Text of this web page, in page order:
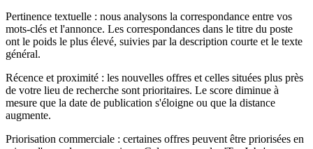
Pertinence textuelle : nous analysons la correspondance entre vos
mots-clés et l'annonce. Les correspondances dans le titre du poste
ont le poids le plus élevé, suivies par la description courte et le texte
général.
Récence et proximité : les nouvelles offres et celles situées plus près
de votre lieu de recherche sont prioritaires. Le score diminue à
mesure que la date de publication s'éloigne ou que la distance
augmente.
Priorisation commerciale : certaines offres peuvent être priorisées en